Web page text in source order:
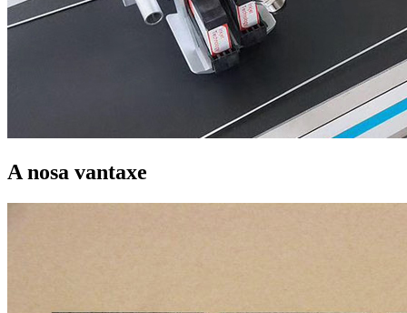
A nosa vantaxe